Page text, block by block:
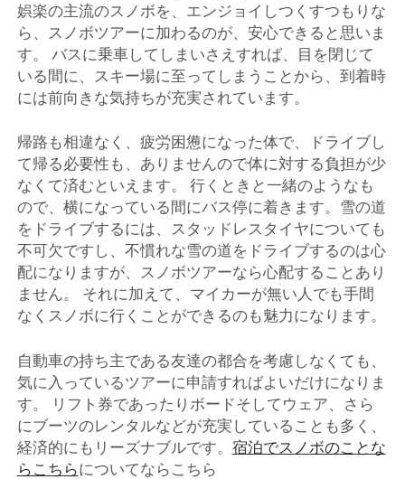
娯楽の主流のスノボを、エンジョイしつくすつもりな
ら、スノボツアーに加わるのが、安心できると思いま
す。 バスに乗車してしまいさえすれば、目を閉じて
いる間に、スキー場に至ってしまうことから、到着時
には前向きな気持ちが充実されています。
帰路も相違なく、疲労困憊になった体で、ドライブし
て帰る必要性も、ありませんので体に対する負担が少
なくて済むといえます。 行くときと一緒のようなも
ので、横になっている間にバス停に着きます。雪の道
をドライブするには、スタッドレスタイヤについても
不可欠ですし、不慣れな雪の道をドライブするのは心
配になりますが、スノボツアーなら心配することあり
ません。 それに加えて、マイカーが無い人でも手間
なくスノボに行くことができるのも魅力になります。
自動車の持ち主である友達の都合を考慮しなくても、
気に入っているツアーに申請すればよいだけになりま
す。 リフト券であったりボードそしてウェア、さら
にブーツのレンタルなどが充実していることも多く、
経済的にもリーズナブルです。 宿泊でスノボのことな
らこちらについてならこちら